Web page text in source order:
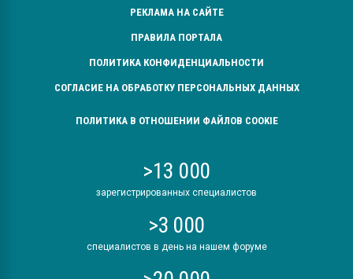
РЕКЛАМА НА САЙТЕ
ПРАВИЛА ПОРТАЛА
ПОЛИТИКА КОНФИДЕНЦИАЛЬНОСТИ
СОГЛАСИЕ НА ОБРАБОТКУ ПЕРСОНАЛЬНЫХ ДАННЫХ
ПОЛИТИКА В ОТНОШЕНИИ ФАЙЛОВ COOKIE
>13 000
зарегистрированных специалистов
>3 000
специалистов в день на нашем форуме